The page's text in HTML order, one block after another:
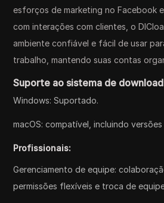
esforços de marketing no Facebook
com interações com clientes, o
ambiente confiável e fácil de usar
trabalho, mantendo suas contas
Suporte ao sistema de
Windows: Suportado.
macOS: compatível, incluindo
Profissionais:
Gerenciamento de equipe:
permissões flexíveis e troca de